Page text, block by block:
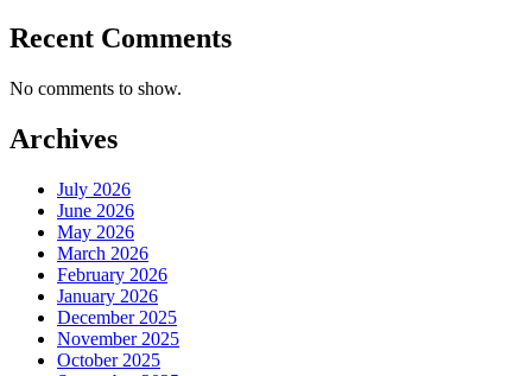
Recent Comments
No comments to show.
Archives
July 2026
June 2026
May 2026
March 2026
February 2026
January 2026
December 2025
November 2025
October 2025